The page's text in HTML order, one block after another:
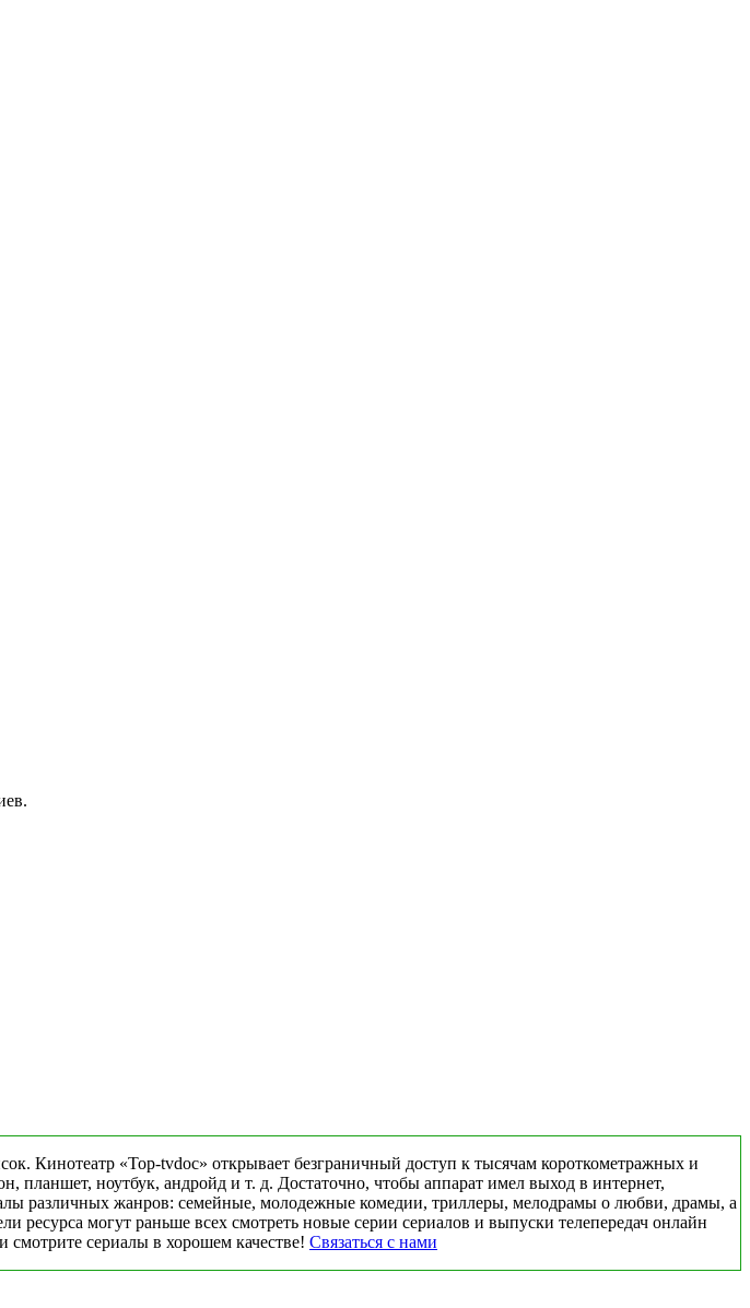
Кинотеатр «Top-tvdoc» открывает безграничный доступ к тысячам короткометражных и
планшет, ноутбук, андройд и т. д. Достаточно, чтобы аппарат имел выход в интернет,
различных жанров: семейные, молодежные комедии, триллеры, мелодрамы о любви, драмы, а
могут раньше всех смотреть новые серии сериалов и выпуски телепередач онлайн
смотрите сериалы в хорошем качестве! Связаться с нами